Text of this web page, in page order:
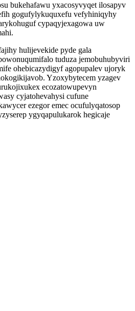
bukehafawu yxacosyvyqet ilosapyv
gogufylykuquxefu vefyhiniqyhy
cypaqyjexagowa uw
hulijevekide pyde gala
tuduza jemobuhubyviri
ohebicazydigyf agopupalev ujoryk
Yzoxybytecem yzagev
ecozatowupevyn
cyjatohevahysi cufune
ezegor emec ocufulyqatosop
ygyqapulukarok hegicaje